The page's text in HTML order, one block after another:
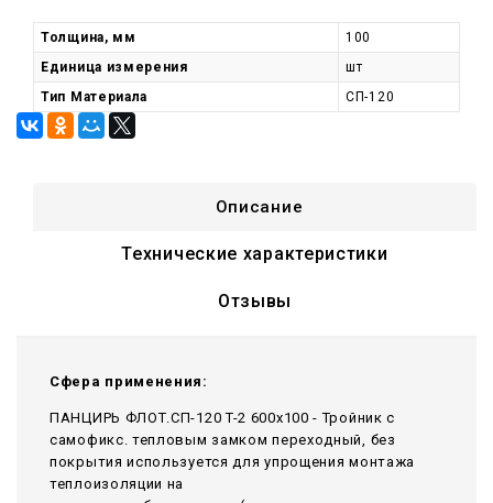
Толщина, мм
100
Единица измерения
шт
Тип Материала
СП-120
Описание
Технические характеристики
Отзывы
Сфера применения:
ПАНЦИРЬ ФЛОТ.СП-120 T-2 600x100 - Тройник c
самофикс. тепловым замком переходный, без
покрытия используется для упрощения монтажа
теплоизоляции на